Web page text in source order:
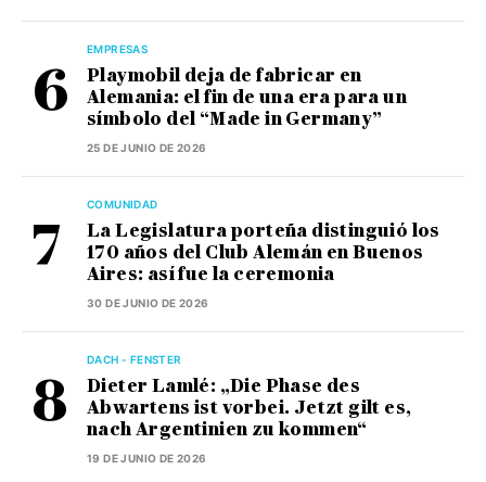
EMPRESAS
Playmobil deja de fabricar en
Alemania: el fin de una era para un
símbolo del “Made in Germany”
25 DE JUNIO DE 2026
COMUNIDAD
La Legislatura porteña distinguió los
170 años del Club Alemán en Buenos
Aires: así fue la ceremonia
30 DE JUNIO DE 2026
DACH - FENSTER
Dieter Lamlé: „Die Phase des
Abwartens ist vorbei. Jetzt gilt es,
nach Argentinien zu kommen“
19 DE JUNIO DE 2026